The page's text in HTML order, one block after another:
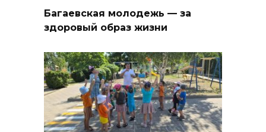
Багаевская молодежь — за
здоровый образ жизни